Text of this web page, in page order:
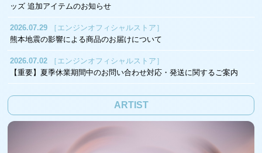
ッズ 追加アイテムのお知らせ
2026.07.29 ［エンジンオフィシャルストア］
熊本地震の影響による商品のお届けについて
2026.07.02 ［エンジンオフィシャルストア］
【重要】夏季休業期間中のお問い合わせ対応・発送に関するご案内
ARTIST